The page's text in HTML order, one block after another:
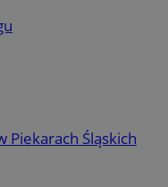
Piekarach Śląskich